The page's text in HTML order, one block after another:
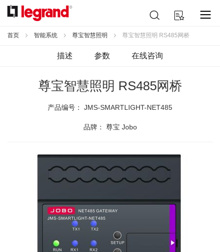
跳
到
容
我的购物车
索
首页 智能系统 尊宝智慧照明 尊宝智慧照明 RS485网桥
描述 参数 在线咨询
尊宝智慧照明 RS485网桥
产品编号： JMS-SMARTLIGHT-NET485
品牌： 尊宝 Jobo